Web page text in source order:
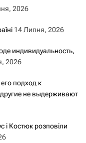
2026
14 Липня, 2026
индивидуальность,
2026
подход к
не выдерживают
і Костюк розповіли